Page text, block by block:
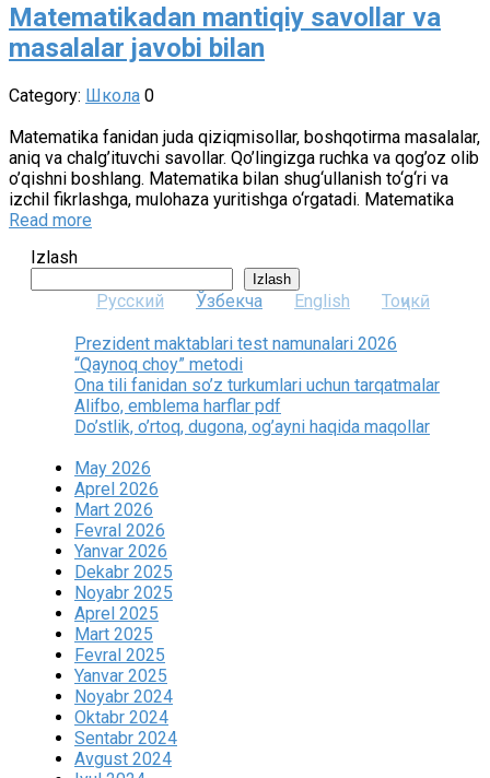
Matematikadan mantiqiy savollar va
masalalar javobi bilan
Category: Школа 0
Matematika fanidan juda qiziqmisollar, boshqotirma masalalar,
aniq va chalg’ituvchi savollar. Qo’lingizga ruchka va qog’oz olib
o’qishni boshlang. Matematika bilan shug‘ullanish to‘g‘ri va
izchil fikrlashga, mulohaza yuritishga o‘rgatadi. Matematika
Read more
Izlash
Izlash
Русский Ўзбекча English Тоҷикӣ
Prezident maktablari test namunalari 2026
“Qaynoq choy” metodi
Ona tili fanidan so’z turkumlari uchun tarqatmalar
Alifbo, emblema harflar pdf
Do’stlik, o’rtoq, dugona, og’ayni haqida maqollar
May 2026
Aprel 2026
Mart 2026
Fevral 2026
Yanvar 2026
Dekabr 2025
Noyabr 2025
Aprel 2025
Mart 2025
Fevral 2025
Yanvar 2025
Noyabr 2024
Oktabr 2024
Sentabr 2024
Avgust 2024